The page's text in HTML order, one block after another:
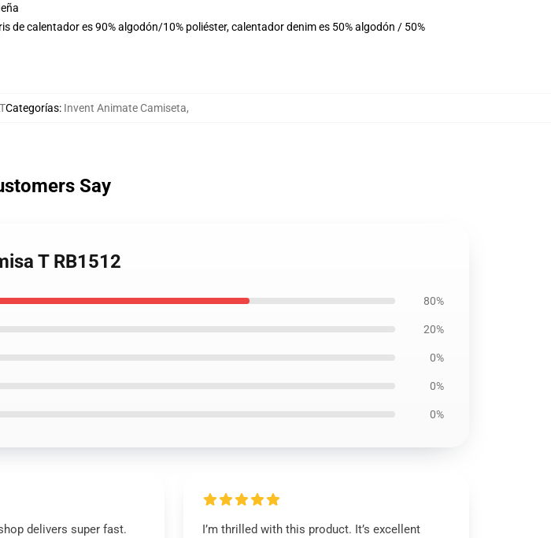
de calentador es 90% algodón/10% poliéster, calentador denim es 50% algodón / 50%
Categorías: Invent Animate Camiseta,
Say
T RB1512
80%
20%
0%
0%
0%
delivers super fast.
I’m thrilled with this product. It’s excellent